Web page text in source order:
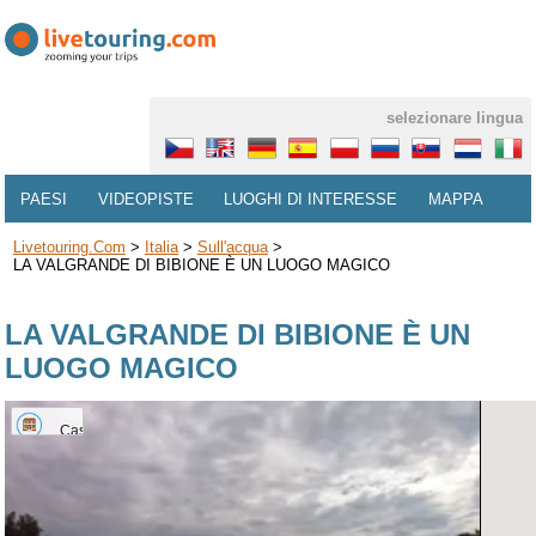
selezionare lingua
PAESI VIDEOPISTE LUOGHI DI INTERESSE MAPPA
Livetouring.com > Italia> Sull'acqua>
LA VALGRANDE DI BIBIONE È UN LUOGO MAGICO
LA VALGRANDE DI BIBIONE È UN
LUOGO MAGICO
Casone